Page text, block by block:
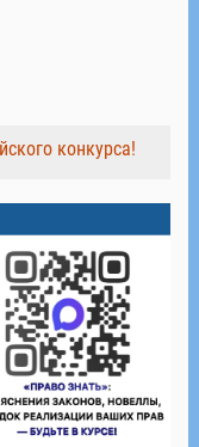
конкурса!